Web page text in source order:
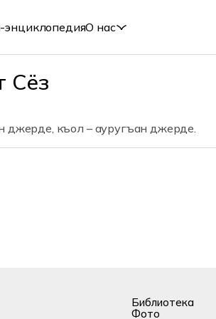
энциклопедияО нас
Сёз
джерде, къол – ауругъан джерде.
Библиотека
Фото